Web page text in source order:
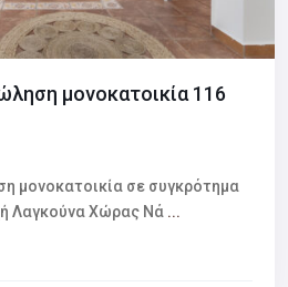
μονοκατοικία 116
μονοκατοικία σε συγκρότημα
Λαγκούνα Χώρας Νά ...